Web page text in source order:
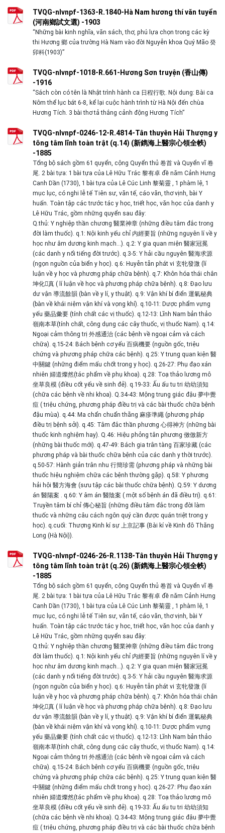
TVQG-nlvnpf-1363-R.1840-Hà Nam hương thí văn tuyển
(河南鄉試文選) -1903
“Những bài kinh nghĩa, văn sách, thơ, phú lựa chọn trong các kỳ
thi Hương 鄉 của trường Hà Nam vào đời Nguyễn khoa Quý Mão 癸
卯科(1903)”
TVQG-nlvnpf-1018-R.661-Hương Sơn truyện (香山傳)
-1916
“Sách còn có tên là Nhật trình hành ca 日程行歌. Nội dung: Bài ca
Nôm thể lục bát 6-8, kể lại cuộc hành trình từ Hà Nội đến chùa
Hương Tích. 3 bài thơ tả thắng cảnh động Hương Tích”
TVQG-nlvnpf-0246-12-R.4814-Tân thuyên Hải Thượng y
tông tâm lĩnh toàn trật (q.14) (新鐫海上醫宗心領全帙)
-1885
Tổng bộ sách gồm 61 quyển, cộng Quyển thủ 卷首 và Quyển vĩ 卷
尾. 2 bài tựa: 1 bài tựa của Lê Hữu Trác 黎有卓 đề năm Cảnh Hưng
Canh Dần (1730), 1 bài tựa của Lê Cúc Linh 黎菊靈 , 1 phàm lệ, 1
mục lục, có nghi lễ tế Tiên sư, văn tế, cáo văn, thơ vịnh, bài Y
huấn. Toàn tập các trước tác y học, triết học, văn học của danh y
Lê Hữu Trác, gồm những quyển sau đây:
Q.thủ: Y nghiệp thần chương 醫業神章 (những điều tâm đắc trong
đời làm thuốc). q.1: Nội kinh yếu chỉ 内經要旨 (những nguyên lí về y
học như âm dương kinh mạch…). q.2: Y gia quan miện 醫家冠冕
(các danh y nổi tiếng đời trước). q.3-5: Y hải cầu nguyên 醫海求源
(ngọn nguồn của biển y học). q.6: Huyễn tẫn phát vi 玄牝發溦 (lí
luận về y học và phương pháp chữa bệnh). q.7: Khôn hóa thái chân
坤化񠈚真 ( lí luận về học và phương pháp chữa bệnh). q.8: Đạo lưu
dư vận 導流餘韻 (bàn về y lí, y thuật). q.9: Vận khí bí điển 運氣秘典
(bàn về khái niệm vận khí và vọng khí). q.10-11: Dược phẩm vựng
yếu 藥品彙要 (tính chất các vị thuốc). q.12-13: Lĩnh Nam bản thảo
嶺南本草(tính chất, công dụng các cây thuốc, vị thuốc Nam). q.14:
Ngoại cảm thông trị 外感通治 (các bệnh về ngoại cảm và cách
chữa). q.15-24: Bách bệnh cơ yếu 百病機要 (nguồn gốc, triệu
chứng và phương pháp chữa các bệnh). q.25: Y trung quan kiện 醫
中關鍵 (những điểm mấu chốt trong y học). q.26-27: Phụ đạo xán
nhiên 婦道燦然(tác phẩm về phụ khoa). q.28: Toạ thảo lương mô
坐草良模 (điều cốt yếu về sinh đẻ). q.19-33: Ấu ấu tu tri 幼幼須知
(chữa các bệnh về nhi khoa). Q.34-43: Mộng trung giác đậu 夢中覺
痘 ( triệu chứng, phương pháp điều trị và các bài thuốc chữa bệnh
đậu mùa). q.44: Ma chẩn chuẩn thằng 麻疹準繩 (phương pháp
điều trị bệnh sởi). q.45: Tâm đắc thần phương 心得神方 (những bài
thuốc kinh nghiệm hay). Q.46: Hiệu phỏng tân phương 傚倣新方
(những bài thuốc mới). q.47-49: Bách gia trân tàng 百家珍藏 (các
phương pháp và bài thuốc chữa bệnh của các danh y thời trước).
q.50-57: Hành giản trân nhu 行簡珍需 (phương pháp và những bài
thuốc hiệu nghiệm chữa các bệnh thường gặp). q.58: Y phương
hải hội 醫方海會 (sưu tập các bài thuốc chữa bệnh). Q.59: Y dương
án 醫陽案 . q.60: Y âm án 醫陰案 ( một số bệnh án đã điều trị). q.61:
Truyền tâm bí chỉ 傳心秘旨 (những điều tâm đắc trong đời làm
thuốc và những câu cách ngôn quý cần được quán triệt trong y
học). q.cuối: Thượng Kinh kí sự 上京記事 (Bài kí về Kinh đô Thăng
Long (Hà Nội)).
TVQG-nlvnpf-0246-26-R.1138-Tân thuyên Hải Thượng y
tông tâm lĩnh toàn trật (q.26) (新鐫海上醫宗心領全帙)
-1885
Tổng bộ sách gồm 61 quyển, cộng Quyển thủ 卷首 và Quyển vĩ 卷
尾. 2 bài tựa: 1 bài tựa của Lê Hữu Trác 黎有卓 đề năm Cảnh Hưng
Canh Dần (1730), 1 bài tựa của Lê Cúc Linh 黎菊靈 , 1 phàm lệ, 1
mục lục, có nghi lễ tế Tiên sư, văn tế, cáo văn, thơ vịnh, bài Y
huấn. Toàn tập các trước tác y học, triết học, văn học của danh y
Lê Hữu Trác, gồm những quyển sau đây:
Q.thủ: Y nghiệp thần chương 醫業神章 (những điều tâm đắc trong
đời làm thuốc). q.1: Nội kinh yếu chỉ 内經要旨 (những nguyên lí về y
học như âm dương kinh mạch…). q.2: Y gia quan miện 醫家冠冕
(các danh y nổi tiếng đời trước). q.3-5: Y hải cầu nguyên 醫海求源
(ngọn nguồn của biển y học). q.6: Huyễn tẫn phát vi 玄牝發溦 (lí
luận về y học và phương pháp chữa bệnh). q.7: Khôn hóa thái chân
坤化񠈚真 ( lí luận về học và phương pháp chữa bệnh). q.8: Đạo lưu
dư vận 導流餘韻 (bàn về y lí, y thuật). q.9: Vận khí bí điển 運氣秘典
(bàn về khái niệm vận khí và vọng khí). q.10-11: Dược phẩm vựng
yếu 藥品彙要 (tính chất các vị thuốc). q.12-13: Lĩnh Nam bản thảo
嶺南本草(tính chất, công dụng các cây thuốc, vị thuốc Nam). q.14:
Ngoại cảm thông trị 外感通治 (các bệnh về ngoại cảm và cách
chữa). q.15-24: Bách bệnh cơ yếu 百病機要 (nguồn gốc, triệu
chứng và phương pháp chữa các bệnh). q.25: Y trung quan kiện 醫
中關鍵 (những điểm mấu chốt trong y học). q.26-27: Phụ đạo xán
nhiên 婦道燦然(tác phẩm về phụ khoa). q.28: Toạ thảo lương mô
坐草良模 (điều cốt yếu về sinh đẻ). q.19-33: Ấu ấu tu tri 幼幼須知
(chữa các bệnh về nhi khoa). Q.34-43: Mộng trung giác đậu 夢中覺
痘 ( triệu chứng, phương pháp điều trị và các bài thuốc chữa bệnh